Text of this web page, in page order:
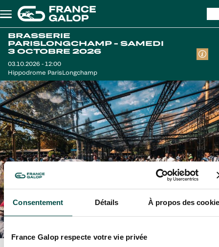
Consentement Détails À propos des
France Galop respecte votre vie privée
Aller au contenu principal
BRASSERIE
PARISLONGCHAMP - SAMEDI
3 OCTOBRE 2026
03.10.2026 - 12:00
Hippodrome ParisLongchamp